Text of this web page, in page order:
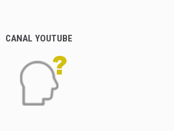
CANAL YOUTUBE